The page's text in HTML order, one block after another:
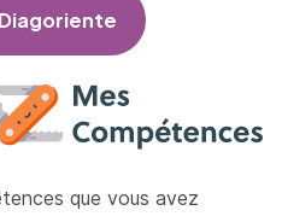
que vous avez